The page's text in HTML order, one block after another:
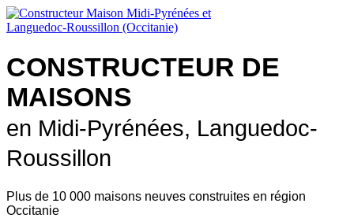
CONSTRUCTEUR DE
MAISONS
en Midi-Pyrénées, Languedoc-
Roussillon
Plus de 10 000 maisons neuves construites en région
Occitanie